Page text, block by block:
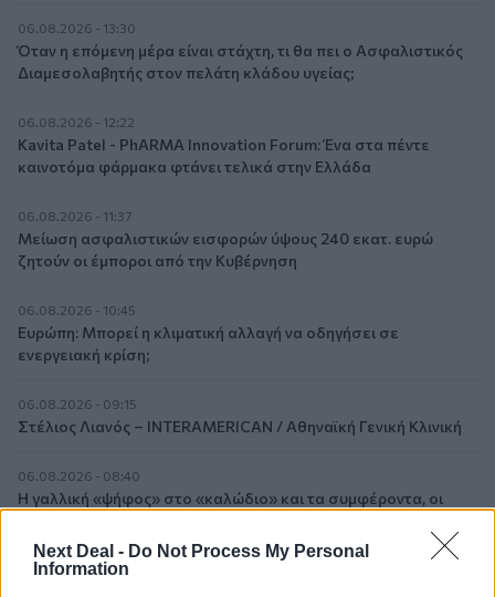
Next Deal - Do Not Process My Personal
Information
06.08.2026 - 13:30
Όταν η επόμενη μέρα είναι στάχτη, τι θα πει ο Ασφαλιστικός
Διαμεσολαβητής στον πελάτη κλάδου υγείας;
06.08.2026 - 12:22
Kavita Patel - PhARMA Innovation Forum: Ένα στα πέντε
καινοτόμα φάρμακα φτάνει τελικά στην Ελλάδα
06.08.2026 - 11:37
Μείωση ασφαλιστικών εισφορών ύψους 240 εκατ. ευρώ
ζητούν οι έμποροι από την Κυβέρνηση
06.08.2026 - 10:45
Ευρώπη: Μπορεί η κλιματική αλλαγή να οδηγήσει σε
ενεργειακή κρίση;
06.08.2026 - 09:15
Στέλιος Λιανός – INTERAMERICAN / Αθηναϊκή Γενική Κλινική
06.08.2026 - 08:40
Η γαλλική «ψήφος» στο «καλώδιο» και τα συμφέροντα, οι
Βαρδινογιάννη- Εξάρχου και ο διπλασιασμός των κερδών της
ΔΕΗ